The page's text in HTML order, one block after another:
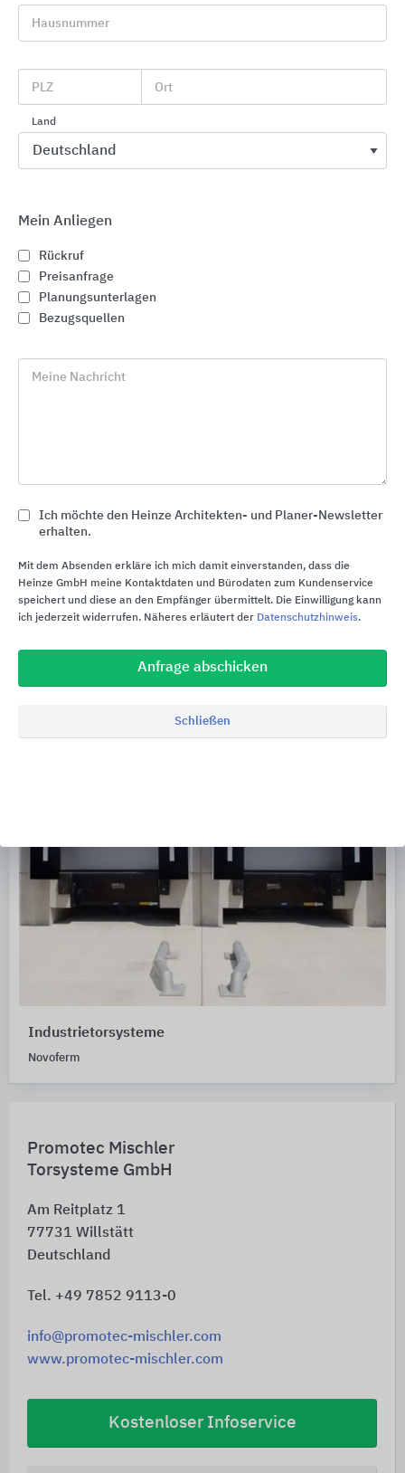
Promotec Mischler
Torsysteme GmbH
Am Reitplatz 1
77731 Willstätt
Deutschland
Tel. +49 7852 9113-0
info@promotec-mischler.com
www.promotec-mischler.com
Kostenloser Infoservice
Gewässerschutz: Abscheider und Pumpstationen
für den Erdeinbau
Badserien
Geberit
Industrietorsysteme
Novoferm
Hausnummer
PLZ Ort
Land
Mein Anliegen
Rückruf
Preisanfrage
Planungsunterlagen
Bezugsquellen
Meine Nachricht
Ich möchte den Heinze Architekten- und Planer-Newsletter
erhalten.
Mit dem Absenden erkläre ich mich damit einverstanden, dass die
Heinze GmbH meine Kontaktdaten und Bürodaten zum Kundenservice
speichert und diese an den Empfänger übermittelt. Die Einwilligung kann
ich jederzeit widerrufen. Näheres erläutert der Datenschutzhinweis.
Anfrage abschicken
Schließen